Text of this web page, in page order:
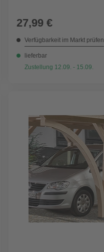
27,99 €
Verfügbarkeit im Markt prüfen
lieferbar
Zustellung 12.09. - 15.09.